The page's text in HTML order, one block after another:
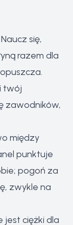
się,
razem dla
twój
zawodników,
między
punktuje
pogoń za
zwykle na
jest ciężki dla